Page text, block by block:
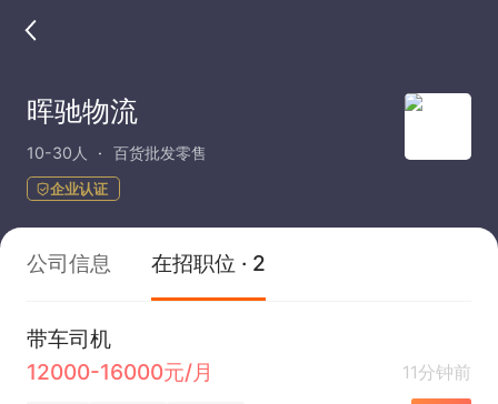
晖驰物流
10-30人 百货批发零售
企业认证
公司信息 在招职位 · 2
带车司机
12000-16000元/月
11分钟前